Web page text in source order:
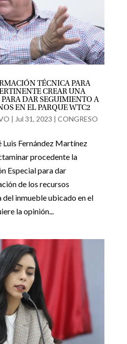
TÉCNICA PARA
CREAR UNA
DAR SEGUIMIENTO A
EN EL PARQUE WTC2
| Jul 31, 2023 | CONGRESO
Luis Fernández Martínez
procedente la
Especial para dar
de los recursos
inmueble ubicado en el
la opinión...